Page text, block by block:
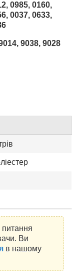
0985, 0160,
0037, 0633,
9038, 9028
питання
Ви
в нашому